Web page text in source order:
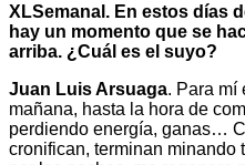
XLSemanal. En estos días
hay un momento que se
arriba. ¿Cuál es el suyo?
Juan Luis Arsuaga. Para mí
mañana, hasta la hora de
perdiendo energía, ganas…
cronifican, terminan minando